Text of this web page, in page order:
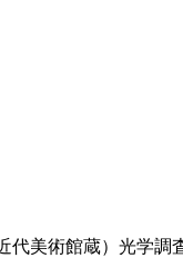
代美術館蔵）光学調